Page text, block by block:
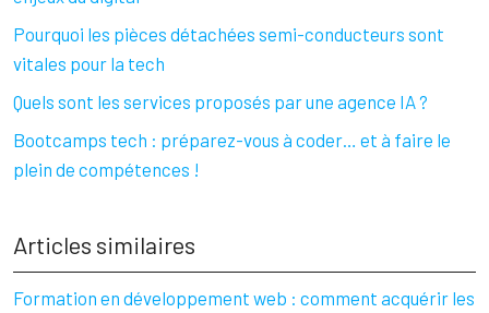
Pourquoi les pièces détachées semi-conducteurs sont
vitales pour la tech
Quels sont les services proposés par une agence IA ?
Bootcamps tech : préparez-vous à coder… et à faire le
plein de compétences !
Articles similaires
Formation en développement web : comment acquérir les